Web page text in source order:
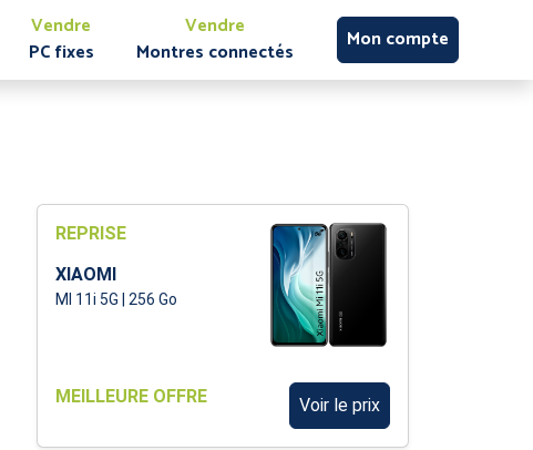
Vendre
PC fixes
Vendre
Montres connectés
Mon compte
REPRISE
XIAOMI
MI 11i 5G | 256 Go
MEILLEURE OFFRE Voir le prix